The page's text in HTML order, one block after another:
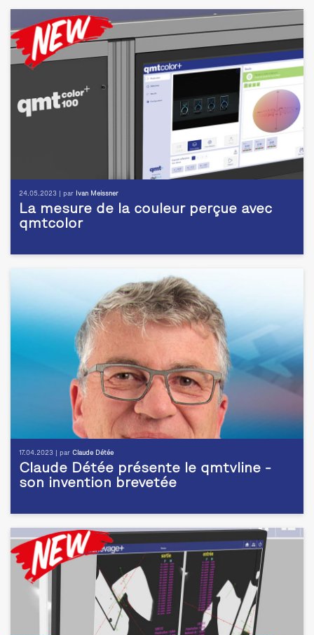
24.05.2023 | par Ivan Meissner
La mesure de la couleur perçue avec
qmtcolor
17.04.2023 | par Claude Détée
Claude Détée présente le qmtvline -
son invention brevetée